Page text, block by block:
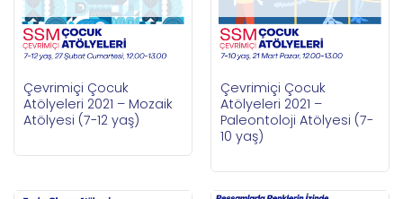
Çevrimiçi Çocuk
Atölyeleri 2021 – Mozaik
Atölyesi (7-12 yaş)
Çevrimiçi Çocuk
Atölyeleri 2021 –
Paleontoloji Atölyesi (7-
10 yaş)